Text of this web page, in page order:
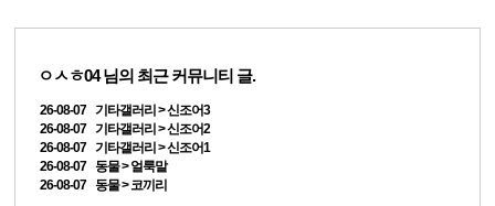
ㅇㅅㅎ04님의 최근 커뮤니티 글.
26-08-07 기타갤러리 > 신조어3
26-08-07 기타갤러리 > 신조어2
26-08-07 기타갤러리 > 신조어1
26-08-07 동물 > 얼룩말
26-08-07 동물 > 코끼리